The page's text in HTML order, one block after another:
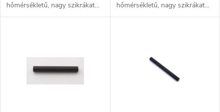
hőmérsékletű, nagy szikrákat
hoz létre, így nedves időben is
szikrakeltéshez, valamint egy
rénszarvasbőrből készült
hőmérsékletű, nagy szikrákat
hoz létre, így nedves időben is
szikrakeltéshez, valamint egy
rénszarvasbőrből készült
bőrzsinórt. A piros színű